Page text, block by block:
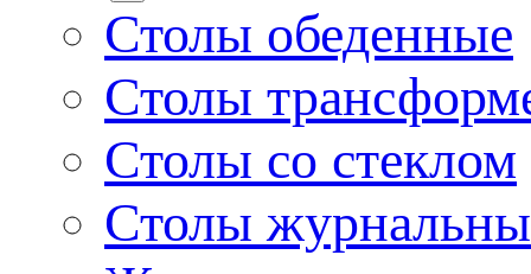
Столы обеденные
Столы
Столы со стеклом
Столы